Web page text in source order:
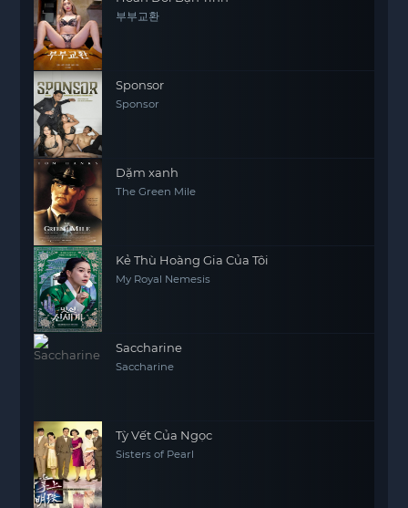
부부교환
Sponsor
Sponsor
Dặm xanh
The Green Mile
Kẻ Thù Hoàng Gia Của Tôi
My Royal Nemesis
Saccharine
Saccharine
Tỳ Vết Của Ngọc
Sisters of Pearl